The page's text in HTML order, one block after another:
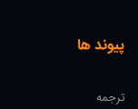
پیوند ها
ترجمه